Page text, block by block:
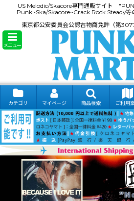
US Melodic/Skacore専門通販サイト
Punk~Ska/Skacore~Crack Rock Steady等
東京都公安委員会公認古物商免許（第
メニュー
カテゴリ マイページ 商品検索 ご利用